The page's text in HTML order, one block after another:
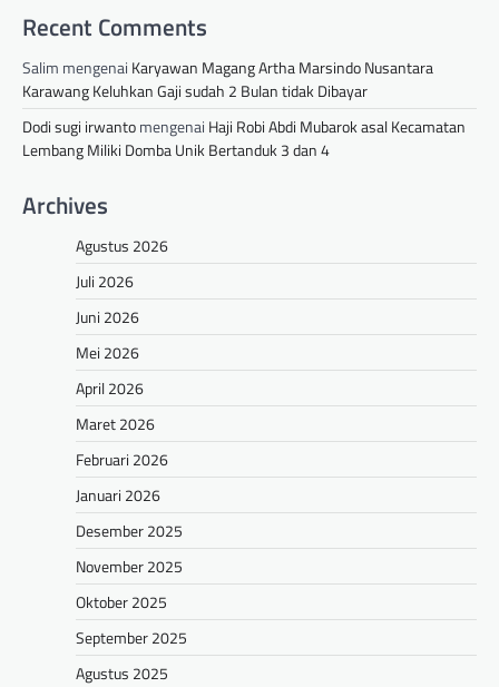
Recent Comments
Salim mengenai Karyawan Magang Artha Marsindo Nusantara
Karawang Keluhkan Gaji sudah 2 Bulan tidak Dibayar
Dodi sugi irwantomengenai Haji Robi Abdi Mubarok asal Kecamatan
Lembang Miliki Domba Unik Bertanduk 3 dan 4
Archives
Agustus 2026
Juli 2026
Juni 2026
Mei 2026
April 2026
Maret 2026
Februari 2026
Januari 2026
Desember 2025
November 2025
Oktober 2025
September 2025
Agustus 2025